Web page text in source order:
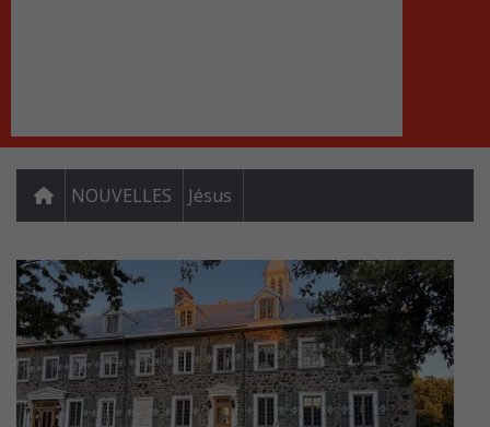
NOUVELLES Jésus